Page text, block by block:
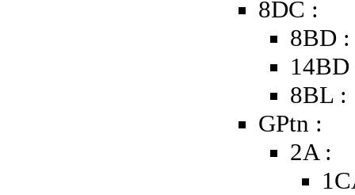
8DC :
8BD
8BL :
GPtn :
2A :